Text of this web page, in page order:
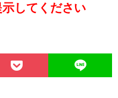
してください